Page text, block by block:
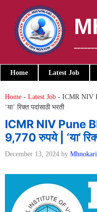
content
Home Latest Job
Home - Latest Job - ICMR NIV
‘या’ रिक्त पदांसाठी भरती
ICMR NIV Pune
9,770 रुपये | ‘या’
December 13, 2024 by